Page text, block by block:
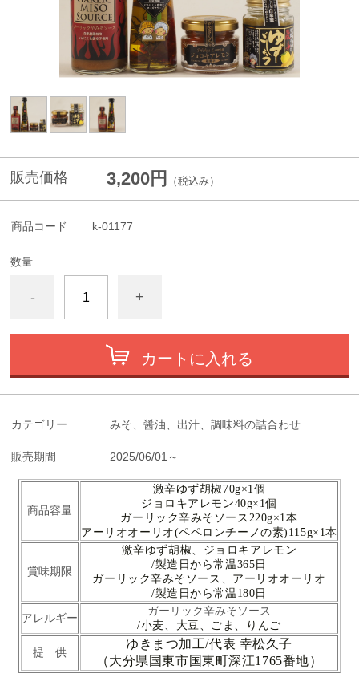
販売価格 3,200円 （税込み）
商品コード k-01177
数量
- +
カートに入れる
カテゴリー みそ、醤油、出汁、調味料の詰合わせ
販売期間 2025/06/01～
商品容量
激辛ゆず胡椒70g×1個
ジョロキアレモン40g×1個
ガーリック辛みそソース220g×1本
アーリオオーリオ(ペペロンチーノの素)115g×1本
賞味期限
激辛ゆず胡椒、ジョロキアレモン
/製造日から常温365日
ガーリック辛みそソース、 アーリオオーリオ
/製造日から常温180日
アレルギー
ガーリック辛みそソース
/小麦、大豆、ごま、りんご
提 供
ゆきまつ加工/代表 幸松久子
（大分県国東市国東町深江1765番地）